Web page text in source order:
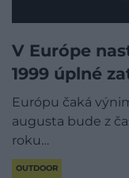
V Európe
1999 úplné
Európu čaká
augusta bude z
roku…
OUTDOOR